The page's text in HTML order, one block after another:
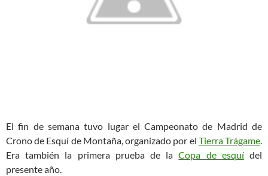
El fin de semana tuvo lugar el Campeonato de Madrid de
Crono de Esquí de Montaña, organizado por el Tierra Trágame.
Era también la primera prueba de laCopa de esquídel
presente año.